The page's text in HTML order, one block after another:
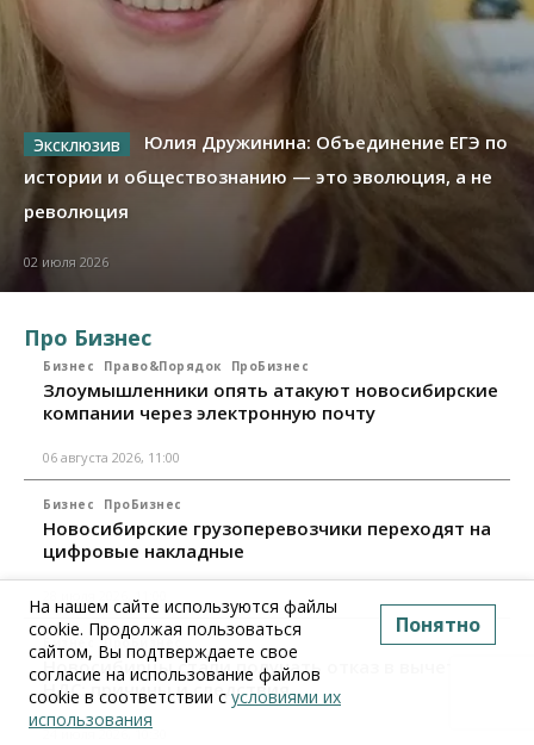
Юлия Дружинина: Объединение ЕГЭ по
истории и обществознанию — это эволюция, а не
революция
02 июля 2026
Про Бизнес
Бизнес Право&Порядок ПроБизнес
Злоумышленники опять атакуют новосибирские
компании через электронную почту
06 августа 2026, 11:00
Бизнес ПроБизнес
Новосибирские грузоперевозчики переходят на
цифровые накладные
Бизнес ПроБизнес
Новосибирцы стали получать отказ в вычете по
НДС: причины и следствия
24 июля 2026, 10:30
На нашем сайте используются файлы
cookie. Продолжая пользоваться
сайтом, Вы подтверждаете свое
согласие на использование файлов
cookie в соответствии с условиями их
использования
Понятно